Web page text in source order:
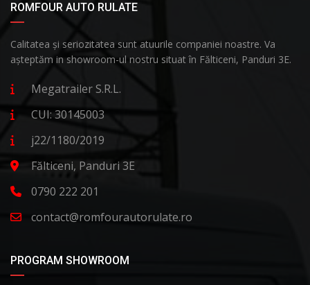
ROMFOUR AUTO RULATE
Calitatea și seriozitatea sunt atuurile companiei noastre. Va
așteptăm in showroom-ul nostru situat în Fălticeni, Panduri 3E.
Megatrailer S.R.L.
CUI: 30145003
j22/1180/2019
Fălticeni, Panduri 3E
0790 222 201
contact@romfourautorulate.ro
PROGRAM SHOWROOM